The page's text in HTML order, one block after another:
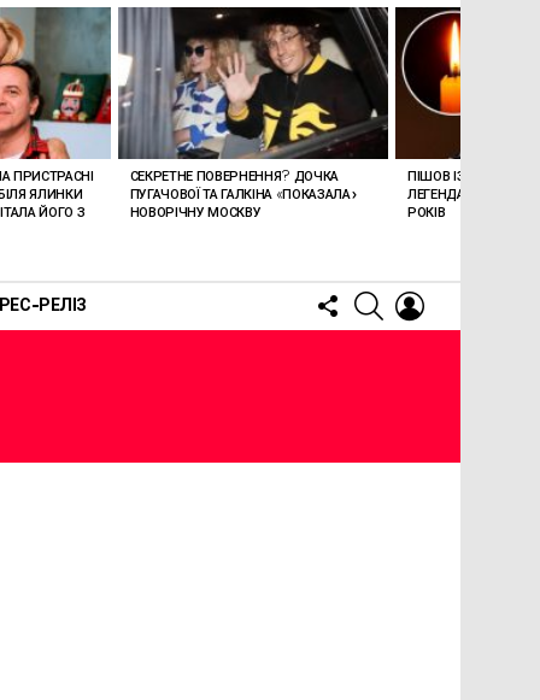
РЕЛІЗ
FOLLOW
US
SEARCH
ПРИСТРАСНІ
ЯЛИНКИ
ЙОГО З
СЕКРЕТНЕ ПОВЕРНЕННЯ? ДОЧКА
ПУГАЧОВОЇ ТА ГАЛКІНА «ПОКАЗАЛА»
НОВОРІЧНУ МОСКВУ
ПІШОВ ІЗ ЖИТТЯ
ЛЕГЕНДАРНОМУ
РОКІВ